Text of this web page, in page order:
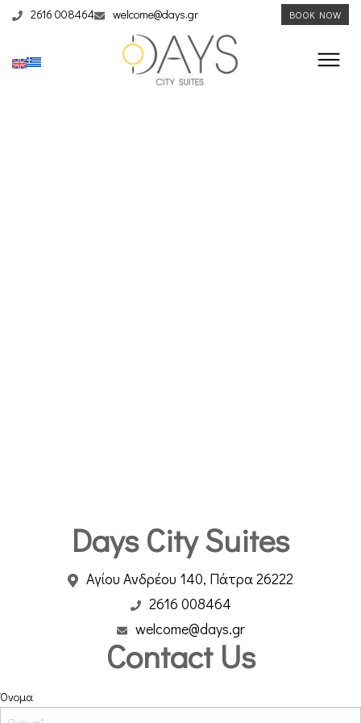
2616 008464 welcome@days.gr BOOK NOW
Days City Suites
Αγίου Ανδρέου 140, Πάτρα 26222
2616 008464
welcome@days.gr
Contact Us
Όνομα